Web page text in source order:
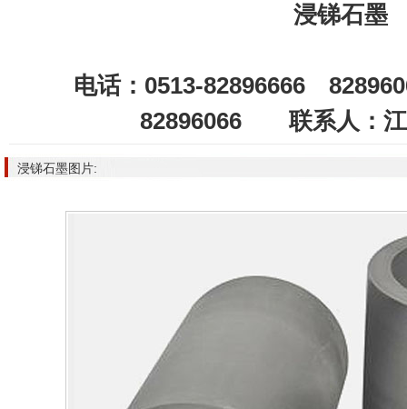
浸锑石墨
电话：0513-82896666
82896066 联系人：江
浸锑石墨图片: